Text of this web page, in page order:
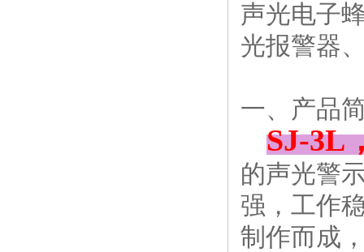
声光电子
光报警器
一、产品
SJ-3L
的声光警
强，工作
制作而成